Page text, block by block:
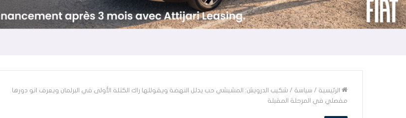
الرئيسية / سياسة / شكيب الدرويش: المشيشي حب يدلل النهضة ويقوللها راك الكتلة الأولى في البرلمان ويعرف انو دورها
مفصلي في المرحلة المقبلة